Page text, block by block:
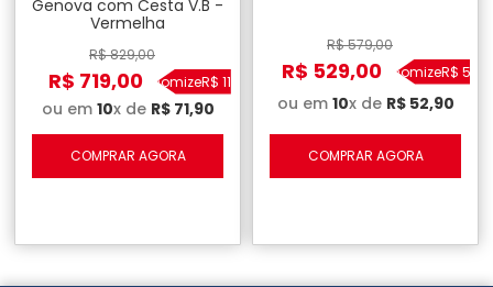
Genova com Cesta V.B -
Vermelha
R$829,00
R$ 719,00EconomizeR$ 110
ou em 10x de R$ 71,90
COMPRAR AGORA
R$579,00
R$ 529,00EconomizeR$ 50
ou em 10x de R$ 52,90
COMPRAR AGORA